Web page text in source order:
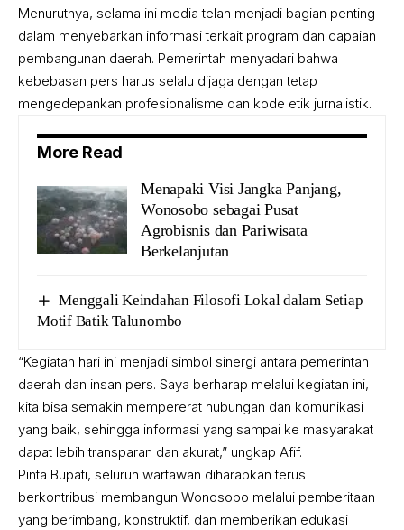
Menurutnya, selama ini media telah menjadi bagian penting
dalam menyebarkan informasi terkait program dan capaian
pembangunan daerah. Pemerintah menyadari bahwa
kebebasan pers harus selalu dijaga dengan tetap
mengedepankan profesionalisme dan kode etik jurnalistik.
More Read
Menapaki Visi Jangka Panjang,
Wonosobo sebagai Pusat
Agrobisnis dan Pariwisata
Berkelanjutan
Menggali Keindahan Filosofi Lokal dalam Setiap
Motif Batik Talunombo
“Kegiatan hari ini menjadi simbol sinergi antara pemerintah
daerah dan insan pers. Saya berharap melalui kegiatan ini,
kita bisa semakin mempererat hubungan dan komunikasi
yang baik, sehingga informasi yang sampai ke masyarakat
dapat lebih transparan dan akurat,” ungkap Afif.
Pinta Bupati, seluruh wartawan diharapkan terus
berkontribusi membangun Wonosobo melalui pemberitaan
yang berimbang, konstruktif, dan memberikan edukasi